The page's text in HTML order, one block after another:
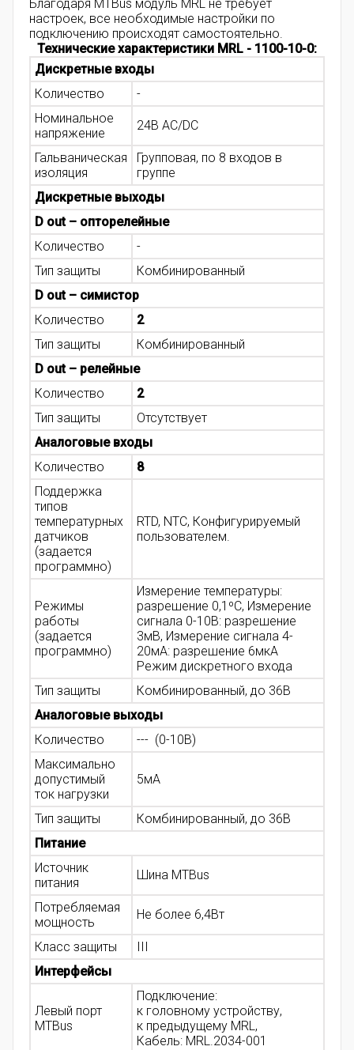
Благодаря MTBus модуль MRL не требует
настроек, все необходимые настройки по
подключению происходят самостоятельно.
Технические характеристики MRL - 1100-10-0​:
Дискретные входы
Количество
-
Номинальное
напряжение
24В AC/DC
Гальваническая
изоляция
Групповая, по 8 входов в
группе
Дискретные выходы
D out – опторелейные
Количество
-
Тип защиты
Комбинированный
D out – симистор
Количество
2
Тип защиты
Комбинированный
D out – релейные
Количество
2
Тип защиты
Отсутствует
Аналоговые входы
Количество
8
Поддержка
типов
температурных
датчиков
(задается
программно)
RTD, NTC, Конфигурируемый
пользователем.
Режимы
работы
(задается
программно)
Измерение температуры:
разрешение 0,1ºC, Измерение
сигнала 0-10В: разрешение
3мВ, Измерение сигнала 4-
20мА: разрешение 6мкА
Режим дискретного входа
Тип защиты
Комбинированный, до 36В
Аналоговые выходы
Количество
--- (0-10В)
Максимально
допустимый
ток нагрузки
5мА
Тип защиты
Комбинированный, до 36В
Питание
Источник
питания
Шина MTBus
Потребляемая
мощность
Не более 6,4Вт
Класс защиты
Интерфейсы
Левый порт
MTBus
Подключение:
к головному устройству,
к предыдущему MRL,
Кабель: MRL.2034-001